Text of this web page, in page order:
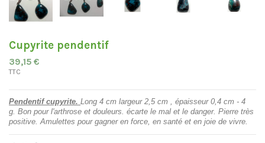
Cupyrite pendentif
39,15 €
TTC
Pendentif cupyrite. Long 4 cm largeur 2,5 cm , épaisseur 0,4 cm - 4
g. Bon pour l'arthrose et douleurs. écarte le mal et le danger. Pierre très
positive. Amulettes pour gagner en force, en santé et en joie de vivre.